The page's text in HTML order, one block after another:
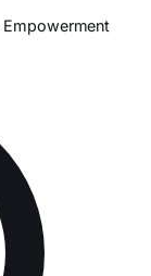
Empowerment